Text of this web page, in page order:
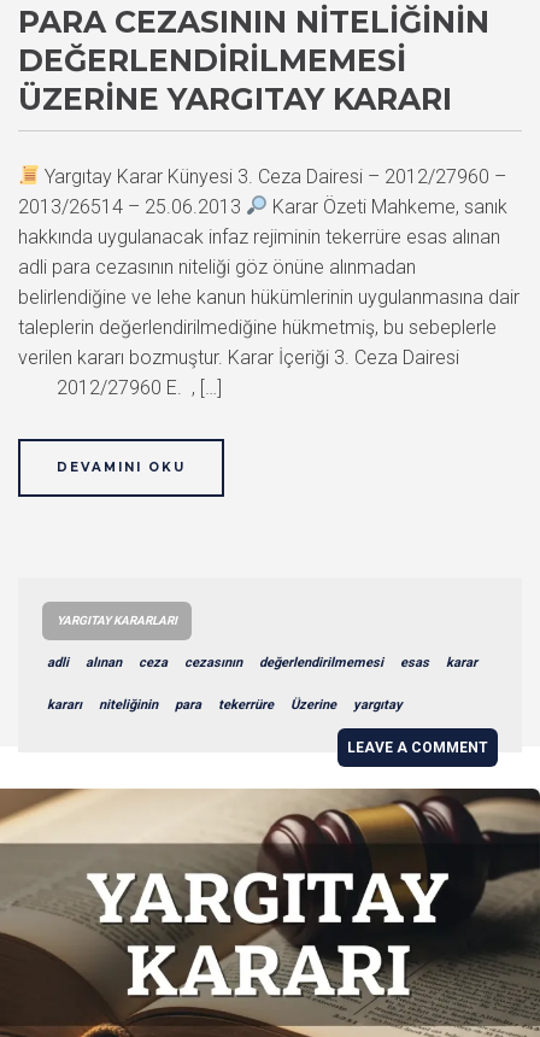
PARA CEZASININ NITELIĞININ
DEĞERLENDIRILMEMESI
ÜZERINE YARGITAY KARARI
Yargıtay Karar Künyesi 3. Ceza Dairesi – 2012/27960 –
2013/26514 – 25.06.2013
Karar Özeti Mahkeme, sanık
hakkında uygulanacak infaz rejiminin tekerrüre esas alınan
adli para cezasının niteliği göz önüne alınmadan
belirlendiğine ve lehe kanun hükümlerinin uygulanmasına dair
taleplerin değerlendirilmediğine hükmetmiş, bu sebeplerle
verilen kararı bozmuştur. Karar İçeriği 3. Ceza Dairesi
2012/27960 E. , […]
DEVAMINI OKU
YARGITAY KARARLARI
adli alınan ceza cezasının değerlendirilmemesi esas karar
kararı niteliğinin para tekerrüre Üzerine yargıtay
LEAVE A COMMENT